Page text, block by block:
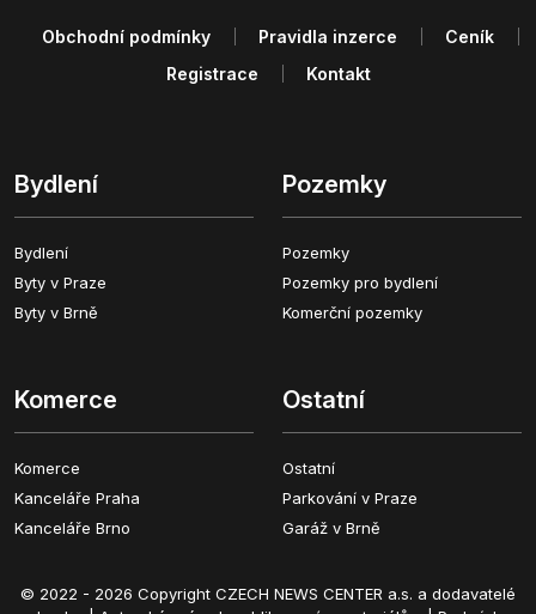
Bydlení
Bydlení
Byty v Praze
Byty v Brně
Pozemky
Pozemky
Pozemky pro bydlení
Komerční pozemky
Komerce
Komerce
Kanceláře Praha
Kanceláře Brno
Ostatní
Ostatní
Parkování v Praze
Garáž v Brně
Obchodní podmínky Pravidla inzerce
Ceník
Registrace
Kontakt
© 2022 - 2026 Copyright CZECH NEWS CENTER a.s. a dodavatelé